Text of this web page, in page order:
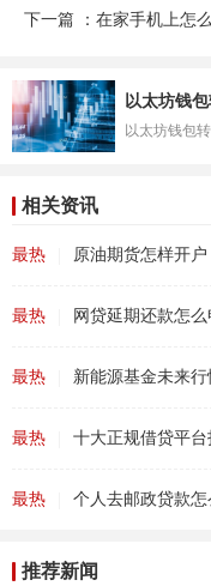
下一篇 ：在家手机上怎
以太坊钱
以太坊钱包
相关资讯
最热 原油期货怎样开户
最热 网贷延期还款怎
最热 新能源基金未来
最热 十大正规借贷平
最热 个人去邮政贷款怎
推荐新闻